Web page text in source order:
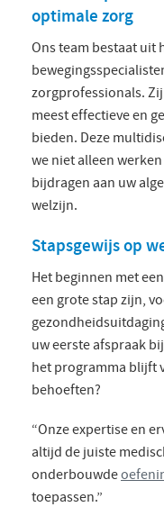
optimale zorg
Ons team bestaat uit
zorgprofessionals.
meest effectieve en
bieden. Deze
we niet alleen
bijdragen aan uw
welzijn.
Stapsgewijs op
Het beginnen met
een grote stap zijn,
uw eerste afspraak
het programma blijft
behoeften?
“Onze expertise en
altijd de juiste
onderbouwde
toepassen.”